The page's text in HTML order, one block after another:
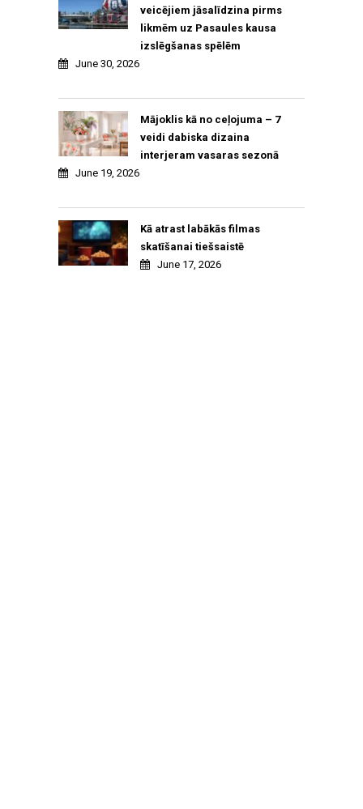
veicējiem jāsalīdzina pirms
likmēm uz Pasaules kausa
izslēgšanas spēlēm
June 30, 2026
Mājoklis kā no ceļojuma – 7
veidi dabiska dizaina
interjeram vasaras sezonā
June 19, 2026
Kā atrast labākās filmas
skatīšanai tiešsaistē
June 17, 2026